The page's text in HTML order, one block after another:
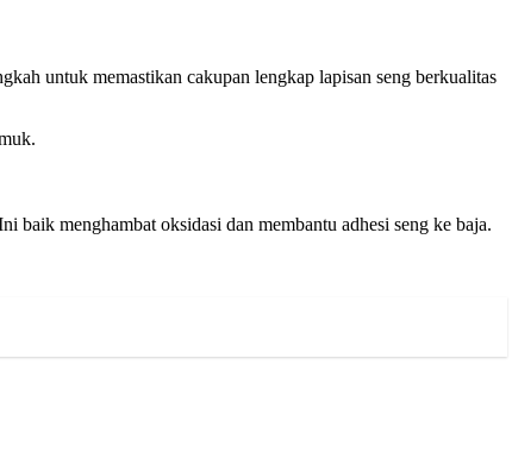
untuk memastikan cakupan lengkap lapisan seng berkualitas
baik menghambat oksidasi dan membantu adhesi seng ke baja.